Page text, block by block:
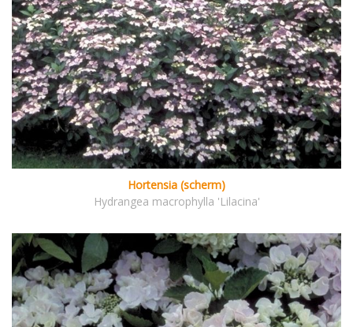
Hortensia (scherm)
Hydrangea macrophylla 'Lilacina'